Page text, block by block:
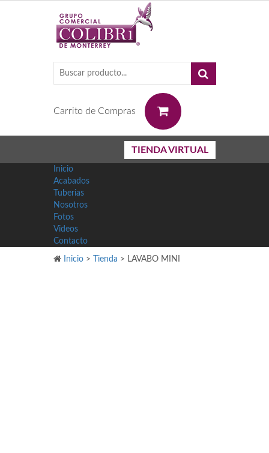
Carrito de Compras
TIENDA VIRTUAL
Inicio
Acabados
Tuberias
Nosotros
Fotos
Videos
Contacto
Inicio > Tienda > LAVABO MINI